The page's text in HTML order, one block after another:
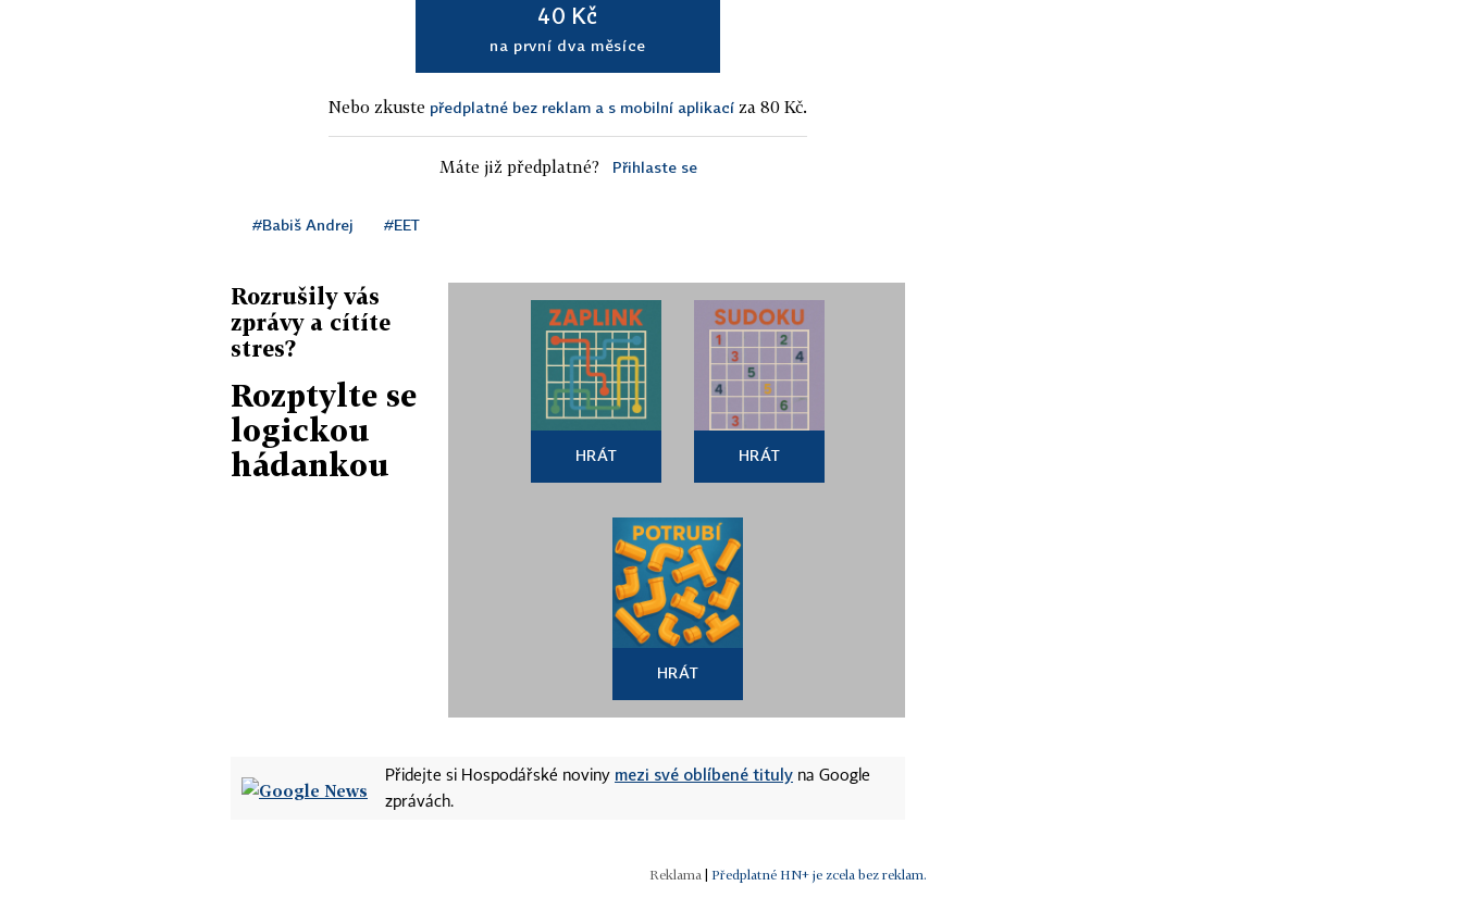
40 Kč
na první dva měsíce
Nebo zkuste předplatné bez reklam a s mobilní aplikací za 80 Kč.
Máte již předplatné? Přihlaste se
#Babiš Andrej #EET
Rozrušily vás
zprávy a cítíte
stres?
Rozptylte se
logickou
hádankou
HRÁT HRÁT
HRÁT
Přidejte si Hospodářské noviny mezi své oblíbené tituly na Google
zprávách.
| Předplatné HN+ je zcela bez reklam.